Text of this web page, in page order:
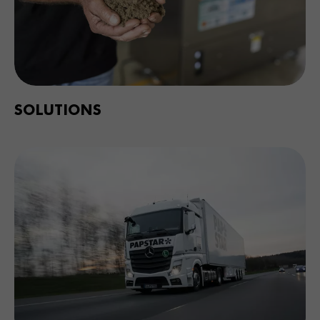
SOLUTIONS